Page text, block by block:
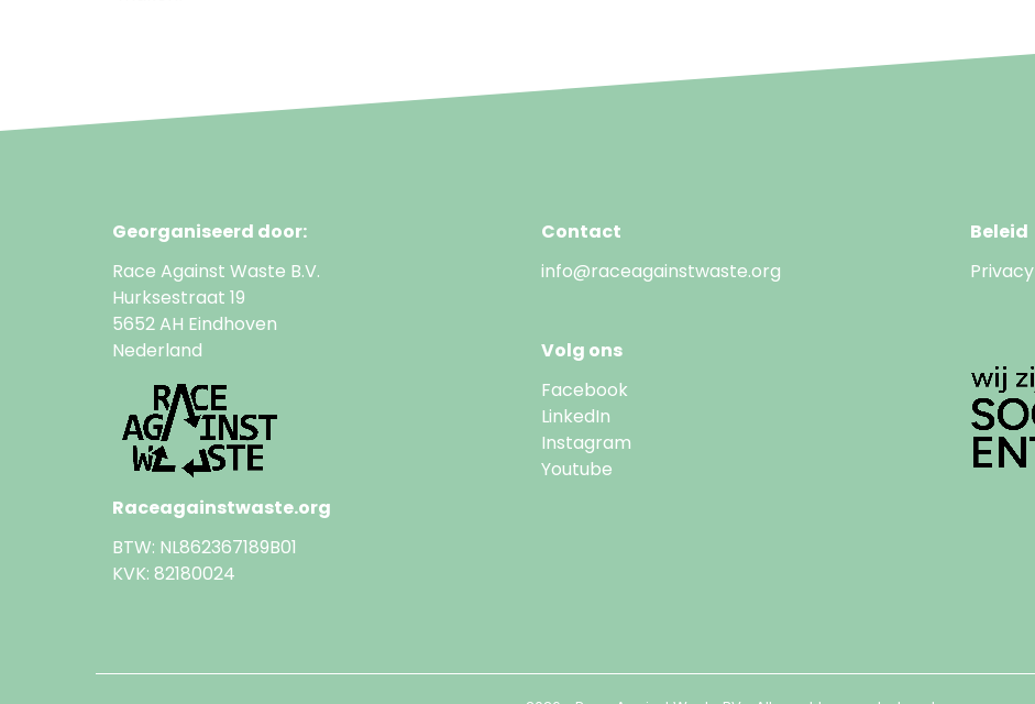
Georganiseerd door:
Race Against Waste B.V.
Hurksestraat 19
5652 AH Eindhoven
Nederland
Raceagainstwaste.org
BTW: NL862367189B01
KVK: 82180024
Contact
info@raceagainstwaste.org
Volg ons
Facebook
LinkedIn
Instagram
Youtube
Beleid
Privacy